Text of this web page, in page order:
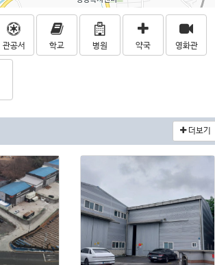
관공서 학교 병원 약국 영화관
더보기